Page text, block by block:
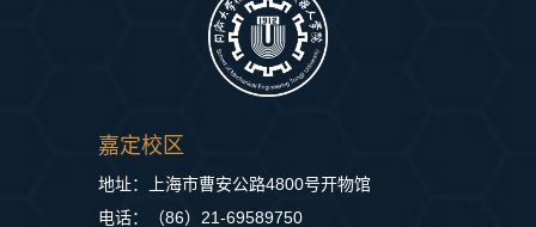
嘉定校区
地址：上海市曹安公路4800号开物馆
电话：（86）21-69589750